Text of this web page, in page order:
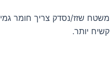
משטח שזז/נסדק צריך חומר
קשיח יותר.